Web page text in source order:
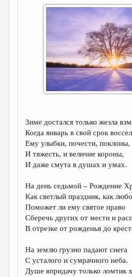
ОТДЕЛЫ И РУБРИКИ
ИЗБРАННОЕ
ДАЙДЖЕСТ
ПЕРЕВОДЫ
КОНКУРСЫ
ДЕТСКАЯ КОМНАТА
ОБЗОР ЛИТЕРАТУРЫ
СТРАНИЦЫ ПАМЯТИ
ОБЪЯВЛЕНИЯ
КОЛОНКА РЕДАКТОРА
РЕДКОЛЛЕГИЯ
Зиме достался только жезла
Когда январь в свой срок
Ему улыбки, почести, поклоны,
И тяжесть, и величие короны,
И даже смута в душах и умах.
На день седьмой – Рождение
Как светлый праздник, как
Поможет ли ему святое право
Сберечь других от мести и
В отрезке от рожденья до
На землю грузно падают снега
С усталого и сумрачного неба.
Душе впридачу только ломтик